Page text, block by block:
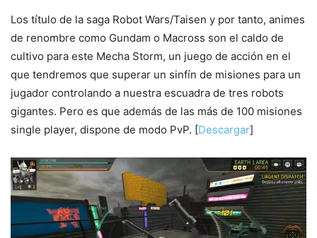
Los título de la saga Robot Wars/Taisen y por tanto, animes
de renombre como Gundam o Macross son el caldo de
cultivo para este Mecha Storm, un juego de acción en el
que tendremos que superar un sinfín de misiones para un
jugador controlando a nuestra escuadra de tres robots
gigantes. Pero es que además de las más de 100 misiones
single player, dispone de modo PvP. [Descargar]